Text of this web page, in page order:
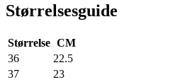
Størrelsesguide
Størrelse CM
36
22.5
37
23